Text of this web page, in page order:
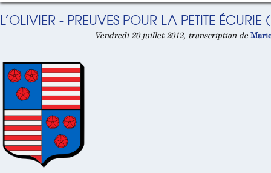
L’OLIVIER - PREUVES POUR LA PETITE
Vendredi 20 juillet 2012, transcription de